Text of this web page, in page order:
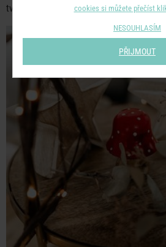
tvoří na stole půvabnou trojici.
cookies si můžete přečíst
NESOUHLASÍM
PŘIJMOUT